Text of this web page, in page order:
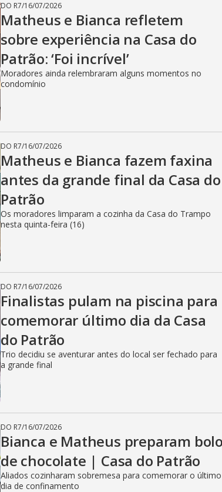
DO R7/16/07/2026
Matheus e Bianca refletem
sobre experiência na Casa do
Patrão: ‘Foi incrível’
Moradores ainda relembraram alguns momentos no
condomínio
DO R7/16/07/2026
Matheus e Bianca fazem faxina
antes da grande final da Casa do
Patrão
Os moradores limparam a cozinha da Casa do Trampo
nesta quinta-feira (16)
DO R7/16/07/2026
Finalistas pulam na piscina para
comemorar último dia da Casa
do Patrão
Trio decidiu se aventurar antes do local ser fechado para
a grande final
DO R7/16/07/2026
Bianca e Matheus preparam bolo
de chocolate | Casa do Patrão
Aliados cozinharam sobremesa para comemorar o último
dia de confinamento